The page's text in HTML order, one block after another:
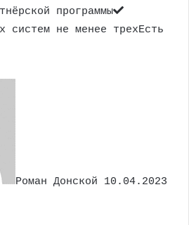
программы
систем не менее трехЕсть
Роман Донской 10.04.2023